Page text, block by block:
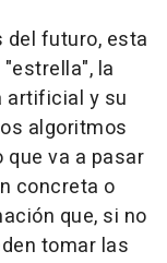
del futuro, esta
la
artificial y su
algoritmos
va a pasar
concreta o
que, si no
tomar las